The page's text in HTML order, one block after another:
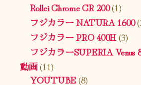
Rollei Chrome CR 200(1)
フジカラー NATURA 1600
フジカラー PRO 400H(3)
フジカラーSUPERIA Venus
動画(11)
YOUTUBE(8)